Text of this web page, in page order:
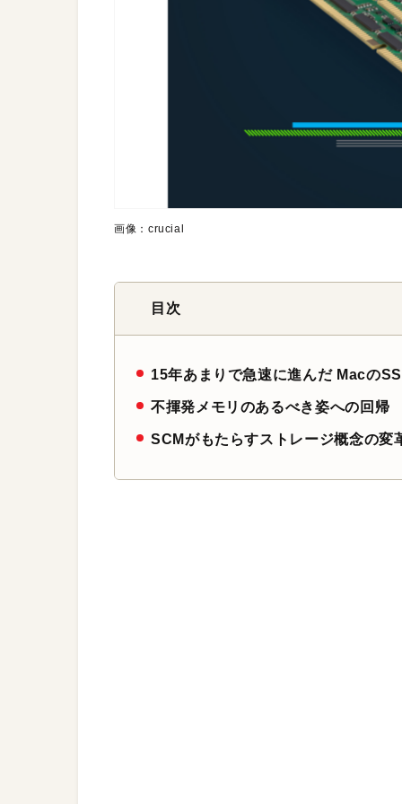
画像：crucial
目次
15年あまりで急速に進んだ Macの
不揮発メモリのあるべき姿への回帰
SCMがもたらすストレージ概念の変